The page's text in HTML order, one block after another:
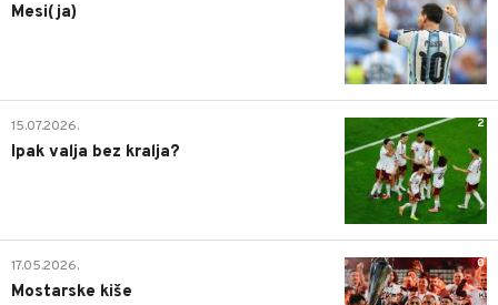
Mesi(ja)
2
15.07.2026.
Ipak valja bez kralja?
0
17.05.2026.
Mostarske kiše